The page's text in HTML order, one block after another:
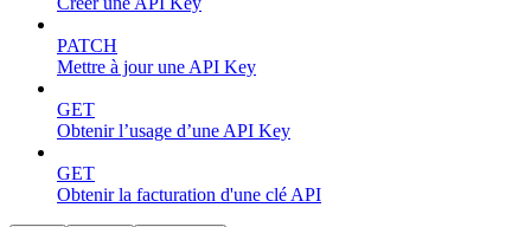
PATCH
Mettre à jour une API Key
GET
Obtenir l’usage d’une API Key
GET
Obtenir la facturation d'une clé API